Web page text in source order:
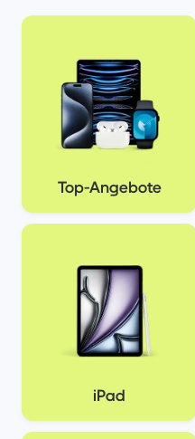
Top-Angebote
iPad